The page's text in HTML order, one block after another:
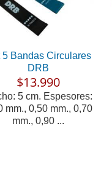
5 Bandas Circulares
DRB
$13.990
5 cm. Espesores:
mm., 0,50 mm., 0,70
mm., 0,90 ...